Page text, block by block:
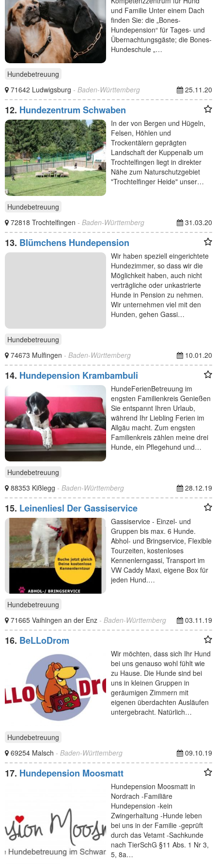
und Familie Unter einem Dach
finden Sie: die „Bones-
Hundepension“ für Tages- und
Übernachtungsgäste; die Bones-
Hundeschule „…
Hundebetreuung
71642 Ludwigsburg - Baden-Württemberg 25.11.20
12. Hundezentrum Schwaben
In der von Bergen und Hügeln,
Felsen, Höhlen und
Trockentälern geprägten
Landschaft der Kuppenalb um
Trochtelfingen liegt in direkter
Nähe zum Naturschutzgebiet
"Trochtelfinger Heide" unser…
Hundebetreuung
72818 Trochtelfingen - Baden-Württemberg 31.03.20
13. Blümchens Hundepension
Wir haben speziell eingerichtete
Hundezimmer, so dass wir die
Möglichkeit haben, auch nicht
verträgliche oder unkastrierte
Hunde in Pension zu nehmen.
Wir unternehmen viel mit den
Hunden, gehen Gassi…
Hundebetreuung
74673 Mulfingen - Baden-Württemberg 10.01.20
14. Hundepension Krambambuli
HundeFerienBetreuung im
engsten Familienkreis Genießen
Sie entspannt Ihren Urlaub,
während Ihr Liebling Ferien im
Allgäu macht. Zum engsten
Familienkreis zählen meine drei
Hunde, ein Pflegehund und…
Hundebetreuung
88353 Kißlegg - Baden-Württemberg 28.12.19
15. Leinenliesl Der Gassiservice
Gassiservice - Einzel- und
Gruppen bis max. 6 Hunde.
Abhol- und Bringservice, Flexible
Tourzeiten, kostenloses
Kennenlerngassi, Transport im
VW Caddy Maxi, eigene Box für
jeden Hund.…
Hundebetreuung
71665 Vaihingen an der Enz - Baden-Württemberg 03.11.19
16. BeLLoDrom
Wir möchten, dass sich Ihr Hund
bei uns genauso wohl fühlt wie
zu Hause. Die Hunde sind bei
uns in kleinen Gruppen in
geräumigen Zimmern mit
eigenen überdachten Ausläufen
untergebracht. Natürlich…
Hundebetreuung
69254 Malsch - Baden-Württemberg 09.10.19
17. Hundepension Moosmatt
Hundepension Moosmatt in
Nordrach -Familiäre
Hundepension -kein
Zwingerhaltung -Hunde leben
bei uns in der Familie -geprüft
durch das Vetamt -Sachkunde
nach TierSchG §11 Abs. 1 Nr 3,
5, 8a…